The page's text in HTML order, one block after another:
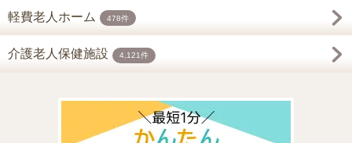
軽費老人ホーム 478件
介護老人保健施設 4,121件